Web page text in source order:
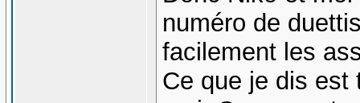
numéro de
facilement les
Ce que je dis est